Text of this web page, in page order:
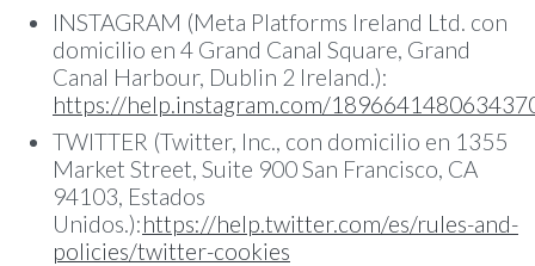
INSTAGRAM (Meta Platforms Ireland Ltd. con
domicilio en 4 Grand Canal Square, Grand
Canal Harbour, Dublin 2 Ireland.):
https://help.instagram.com/
TWITTER (Twitter, Inc., con domicilio en 1355
Market Street, Suite 900 San Francisco, CA
94103, Estados
Unidos.):https://help.twitter.com/es/rules-and-
policies/twitter-cookies